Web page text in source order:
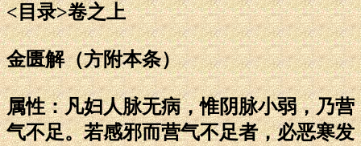
<目录>卷之上
金匮解（方附本条）
属性：凡妇人脉无病，惟阴脉小弱，乃营
气不足。若感邪而营气不足者，必恶寒发